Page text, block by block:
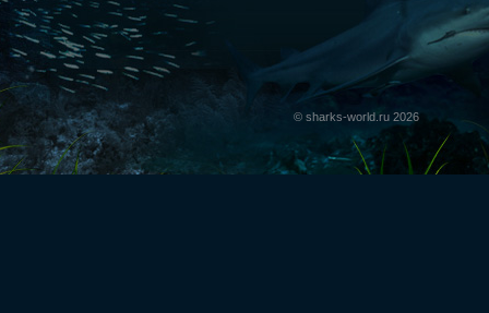
© sharks-world.ru 2026